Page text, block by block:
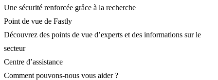
Une sécurité renforcée grâce à la recherche
Point de vue de Fastly
Découvrez des points de vue d’experts et des informations sur le
secteur
Centre d’assistance
Comment pouvons-nous vous aider ?